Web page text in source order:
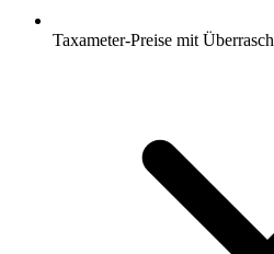
Taxameter-Preise mit